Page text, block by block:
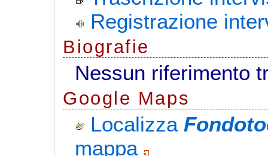
Registrazione
Biografie
Nessun riferimento
Goog e Maps
Localizza
mappa